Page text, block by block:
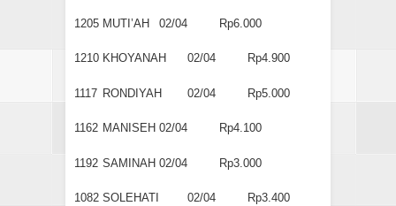
1205 MUTI’AH 02/04 Rp6.000
1210 KHOYANAH 02/04 Rp4.900
1117 RONDIYAH 02/04 Rp5.000
1162 MANISEH 02/04 Rp4.100
1192 SAMINAH 02/04 Rp3.000
1082 SOLEHATI 02/04 Rp3.400